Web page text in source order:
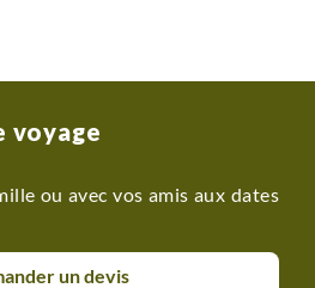
voyage
ou avec vos amis aux dates
un devis